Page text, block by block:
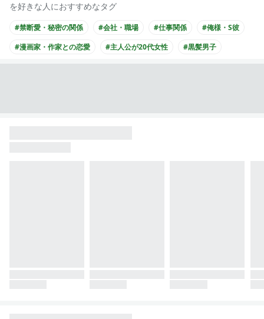
を好きな人におすすめなタグ
#禁断愛・秘密の関係 #会社・職場 #仕事関係
#俺様・S彼
#漫画家・作家との恋愛
#主人公が20代女性 #黒髪男子